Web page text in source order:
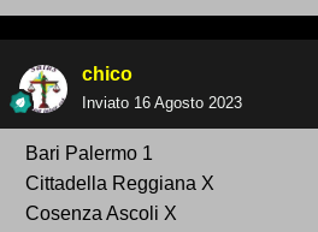
chico
Inviato 16 Agosto 2023
Bari Palermo 1
Cittadella Reggiana X
Cosenza Ascoli X